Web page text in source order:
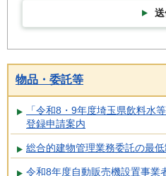
物品・委託等
「令和8・9年度埼玉県飲料水
登録申請案内
総合的建物管理業務委託の最
令和8年度自動販売機設置事業